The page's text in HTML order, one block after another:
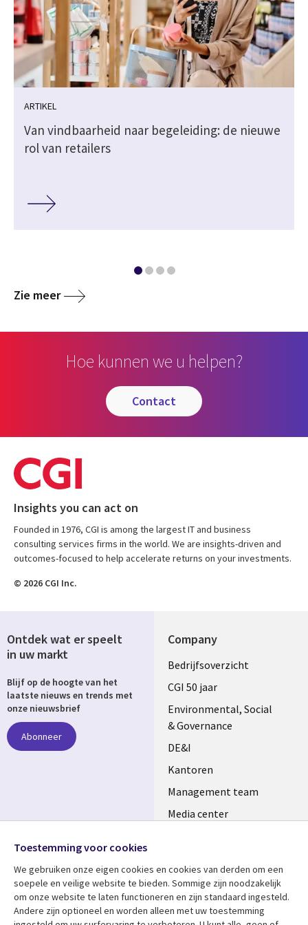
ARTIKEL
Van vindbaarheid naar begeleiding: de nieuwe
rol van retailers
Zie meer
Hoe kunnen we u helpen?
contact
Insights you can act on
Founded in 1976, CGI is among the largest IT and business
consulting services firms in the world. We are insights-driven and
outcomes-focused to help accelerate returns on your investments.
© 2026 CGI Inc.
Company
Useful
links
NETHERLANDS
Bedrijfsoverzicht
CGI 50 jaar
Environmental, Social
& Governance
DE&I
Kantoren
Management team
Media center
Bekijk meer Support
Ontdek wat er speelt
in uw markt
Blijf op de hoogte van het
laatste nieuws en trends met
onze nieuwsbrief
Abonneer
Media
NETHERLANDS
Toestemming voor cookies
We gebruiken onze eigen cookies en cookies van derden om een ​​
soepele en veilige website te bieden. Sommige zijn noodzakelijk
om onze website te laten functioneren en zijn standaard ingesteld.
Andere zijn optioneel en worden alleen met uw toestemming